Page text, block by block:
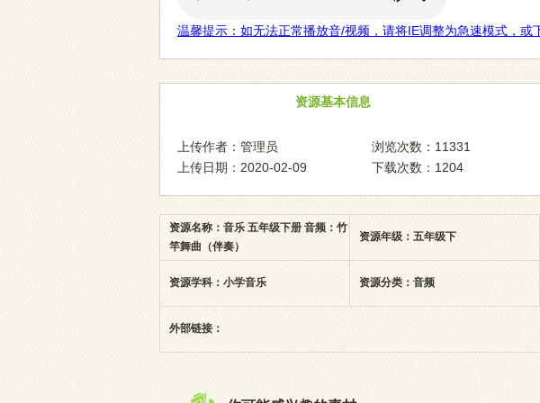
温馨提示：如无法正常播放音/视频，请将IE调整为急速模式，或
资源基本信息
上传作者：管理员
上传日期：2020-02-09
浏览次数：11331
下载次数：1204
资源名称：音乐 五年级下册 音频：竹
竿舞曲（伴奏）
资源年级：五年级下
资源学科：小学音乐 资源分类：音频
外部链接：